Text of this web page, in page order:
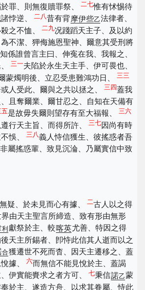
罪、則無復贖罪祭、 二七惟有怵惕待
悖逆、
二八昔有背摩伊些乙法律者、
之不恤、
二九况踐蹈天主子、及以約
不潔、狎侮施恩聖神、爾意其受刑將
係誰曾言主曰、伸寃在我、我報之、
三一夫陷於永生天主手、伊可畏也、
蒙燭明後、立忍受患難鴻功日、 三三
人受此、爾與之共以拯之、 三四蓋我
且奪爾業、爾甘忍之、自知在天備有
五是故毋失爾則望存有至大福報、 三六
行天主旨、而得所許、 三七因尚有時
悞、 三八義人恃信獲生、彼搖惑者吾
屬搖惑輩、致見沉淪、乃屬實信中致
疑、於未見而心有據、 二古人以之得
由天主聖言所締造、致有形由無形
利 獻祭於主、較喀英尤善、特因之得
天主所錫者、卽恃此信其人逝而以之
合獲遷世不死而杳、因天主遷移之、蓋
據、 六而無信不能見悅於主、蓋謁
伊實能賚求之者方可、 七秉信諾乙 蒙
奉於主、遂造方舟、以求其眷屬、恃此